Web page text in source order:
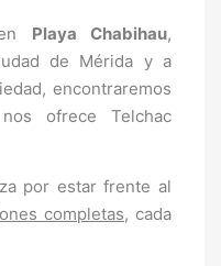
Playa Chabihau,
de Mérida y a
encontraremos
ofrece Telchac
por estar frente al
completas, cada